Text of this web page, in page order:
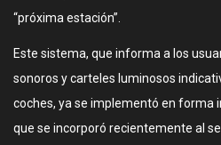
“próxima estación”.
Este sistema, que informa a los
sonoros y carteles luminosos
coches, ya se implementó en forma
que se incorporó recientemente al